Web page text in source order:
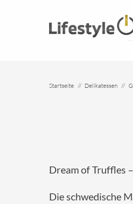
Startseite Delikatessen
Dream of Truffles
Die schwedische